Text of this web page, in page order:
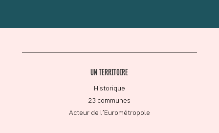
UN TERRITOIRE
Historique
23 communes
Acteur de l’Eurométropole